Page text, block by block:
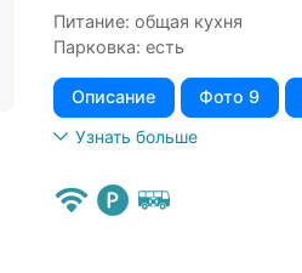
Питание: общая кухня
Парковка: есть
Описание Фото 9
Узнать больше